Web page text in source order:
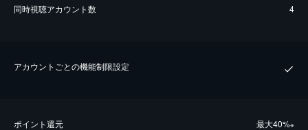
同時視聴アカウント数 4
アカウントごとの機能制限設定
ポイント還元 最⼤40%※